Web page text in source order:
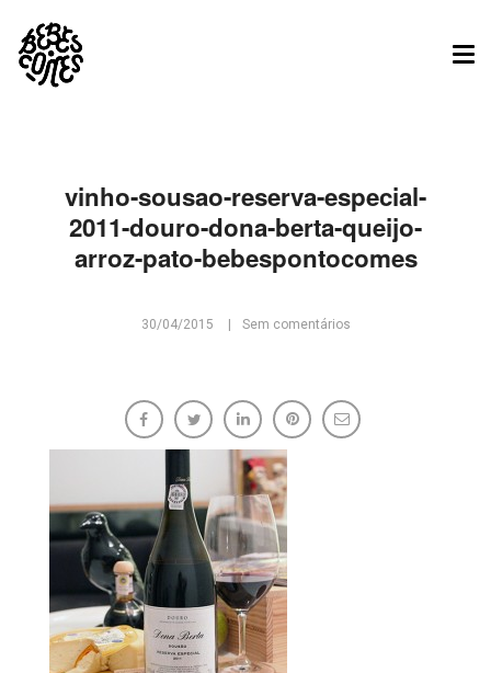
vinho-sousao-reserva-especial-
2011-douro-dona-berta-queijo-
arroz-pato-bebespontocomes
30/04/2015 Sem comentários